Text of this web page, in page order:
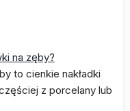
na zęby?
to cienkie nakładki
z porcelany lub